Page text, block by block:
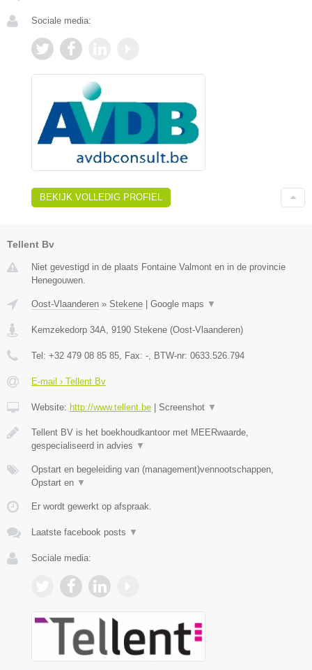
Sociale media:
BEKIJK VOLLEDIG PROFIEL
Tellent Bv
Niet gevestigd in de plaats Fontaine Valmont en in de provincie
Henegouwen.
Oost-Vlaanderen » Stekene | Google maps ▼
Kemzekedorp 34A 9190 Stekene (Oost-Vlaanderen)
Tel: +32 479 08 85 85 , Fax: - , BTW-nr: 0633.526.794
E-mail › Tellent Bv
Website: http://www.tellent.be | Screenshot ▼
Tellent BV is het boekhoudkantoor met MEERwaarde,
gespecialiseerd in advies ▼
Opstart en begeleiding van (management)vennootschappen,
Opstart en ▼
Er wordt gewerkt op afspraak.
Laatste facebook posts ▼
Sociale media: